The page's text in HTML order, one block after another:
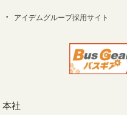
アイデムグループ採用サイト
本社